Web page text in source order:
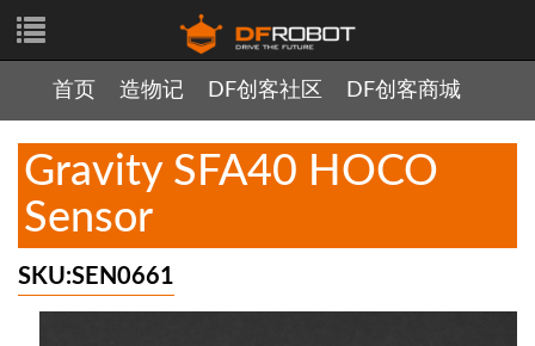
首页 造物记 DF创客社区 DF创客商城
Gravity SFA40 HOCO
Sensor
SKU:SEN0661